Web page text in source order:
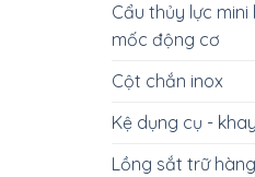
Cẩu thủy lực
mốc động cơ
Cột chắn inox
Kệ dụng cụ -
Lồng sắt trữ